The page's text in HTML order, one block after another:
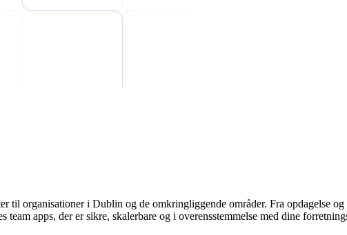
til organisationer i Dublin og de omkringliggende områder. Fra opdagelse
team apps, der er sikre, skalerbare og i overensstemmelse med dine